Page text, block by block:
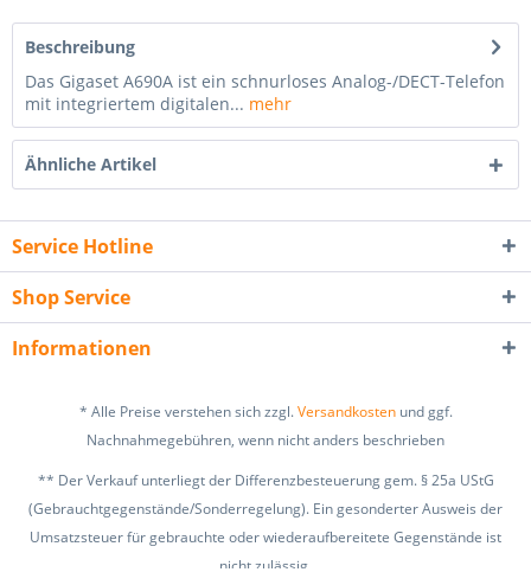
Beschreibung
Das Gigaset A690A ist ein schnurloses Analog-/DECT-Telefon
mit integriertem digitalen... mehr
Ähnliche Artikel
Service Hotline
Shop Service
Informationen
* Alle Preise verstehen sich zzgl.Versandkostenund ggf.
Nachnahmegebühren, wenn nicht anders beschrieben
** Der Verkauf unterliegt der Differenzbesteuerung gem. § 25a UStG
(Gebrauchtgegenstände/Sonderregelung). Ein gesonderter Ausweis der
Umsatzsteuer für gebrauchte oder wiederaufbereitete Gegenstände ist
nicht zulässig.